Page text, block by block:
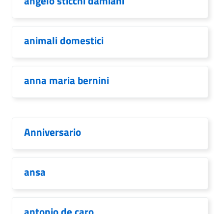
animali domestici
anna maria bernini
Anniversario
ansa